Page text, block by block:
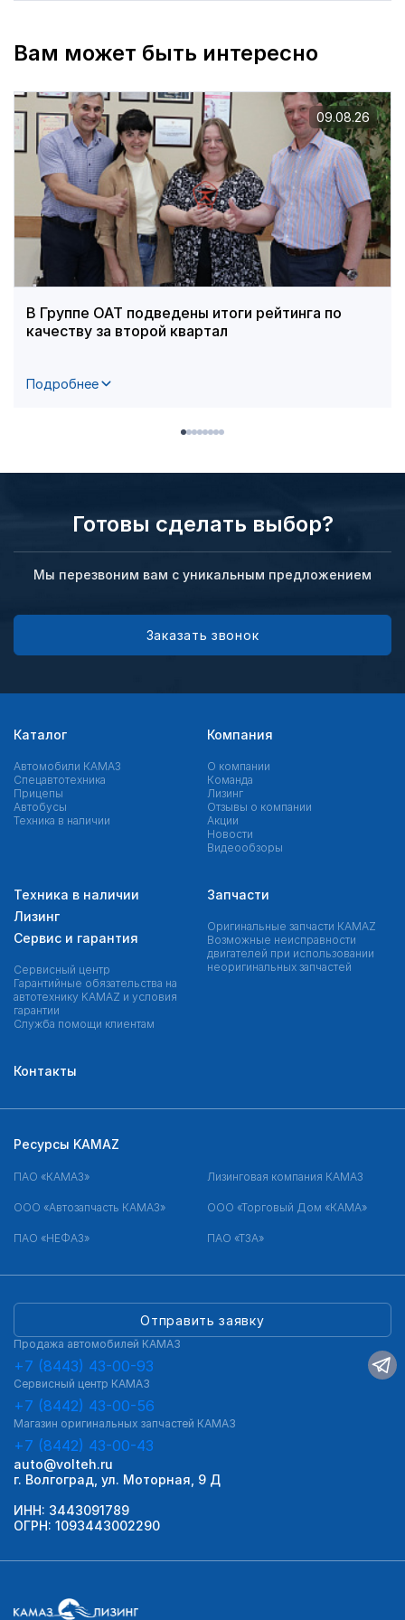
Вам может быть интересно
В Группе ОАТ подведены итоги рейтинга по
качеству за второй квартал
Подробнее
09.08.26
Готовы сделать выбор?
Мы перезвоним вам с уникальным предложением
Заказать звонок
Каталог
Автомобили КАМАЗ
Спецавтотехника
Прицепы
Автобусы
Техника в наличии
Компания
О компании
Команда
Лизинг
Отзывы о компании
Акции
Новости
Видеообзоры
Техника в наличии
Лизинг
Сервис и гарантия
Сервисный центр
Гарантийные обязательства на
автотехнику KAMAZ и условия
гарантии
Служба помощи клиентам
Запчасти
Оригинальные запчасти КAMAZ
Возможные неисправности
двигателей при использовании
неоригинальных запчастей
Контакты
Отправить заявку
Продажа автомобилей КАМАЗ
+7 (8443) 43-00-93
Сервисный центр КАМАЗ
+7 (8442) 43-00-56
Магазин оригинальных запчастей КАМАЗ
+7 (8442) 43-00-43
auto@volteh.ru
г. Волгоград, ул. Моторная, 9 Д
ИНН: 3443091789
ОГРН: 1093443002290
Ресурсы KAMAZ
ПАО «КАМАЗ» Лизинговая компания КАМАЗ
ООО «Автозапчасть КАМАЗ» ООО «Торговый Дом «КАМА»
ПАО «НЕФАЗ» ПАО «ТЗА»